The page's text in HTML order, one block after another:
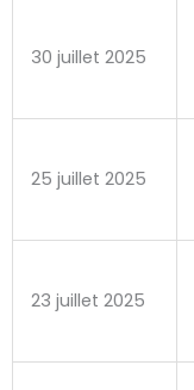
30 juillet 2025
25 juillet 2025
23 juillet 2025